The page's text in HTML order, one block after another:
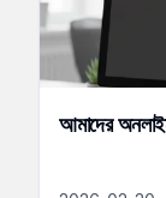
আমাদের